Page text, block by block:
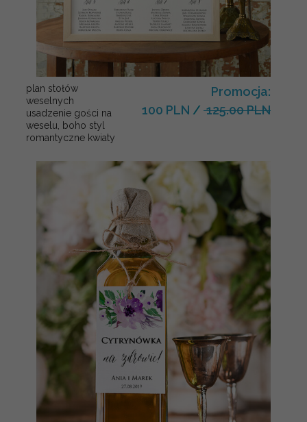
plan stołów
weselnych
usadzenie gości na
weselu, boho styl
romantyczne kwiaty
Promocja:
100 PLN / 125.00 PLN